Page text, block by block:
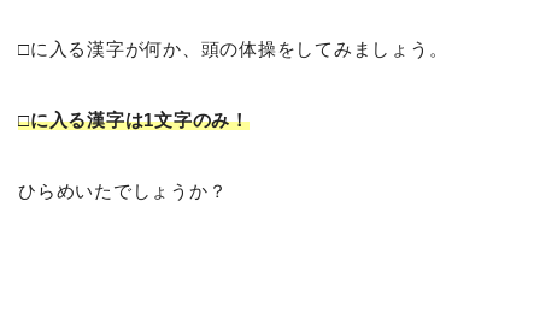
□に入る漢字が何か、頭の体操をしてみましょう。
□に入る漢字は1文字のみ！
ひらめいたでしょうか？